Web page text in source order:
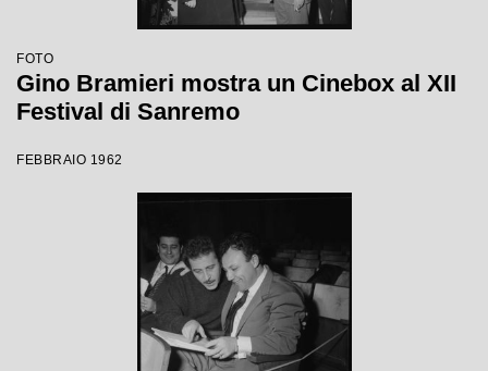
FOTO
Gino Bramieri mostra un Cinebox al XII
Festival di Sanremo
FEBBRAIO 1962